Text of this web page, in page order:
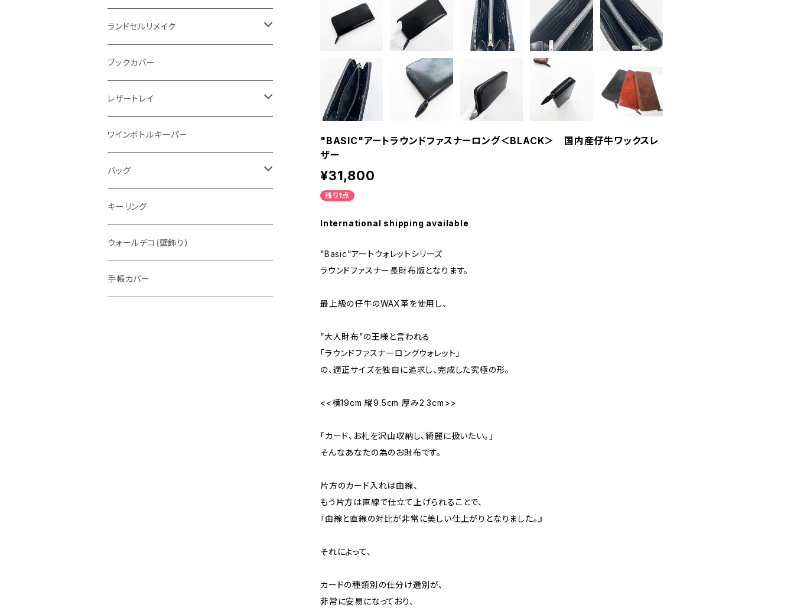
"BASIC"アートラウンドファスナーロング＜BLACK＞ 国内産仔牛ワックスレ
ザー
¥31,800
残り1点
International shipping available
”Basic”アートウォレットシリーズ
ラウンドファスナー長財布版となります。
最上級の仔牛のWAX革を使用し、
”大人財布”の王様と言われる
「ラウンドファスナーロングウォレット」
の、適正サイズを独自に追求し、完成した究極の形。
<<横19cm 縦9.5cm 厚み2.3cm>>
「カード、お札を沢山収納し、綺麗に扱いたい。」
そんなあなたの為のお財布です。
片方のカード入れは曲線、
もう片方は直線で仕立て上げられることで、
『曲線と直線の対比が非常に美しい仕上がりとなりました。』
それによって、
カードの種類別の仕分け選別が、
非常に安易になっており、
ト
"Crammy"L字フラップウォレット
"メッセージ"カリグラフィーウォレット
ラウンドファスナー
ランドセルリメイク
写真立て
ブックカバー
レザートレイ
番外編"Wave"
通常盤
ワインボトルキーパー
バッグ
トートバッグ
ウォレットバッグ
キーリング
ウォールデコ(壁飾り)
手帳カバー